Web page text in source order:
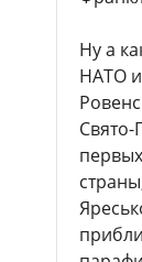
Ну а
НАТО